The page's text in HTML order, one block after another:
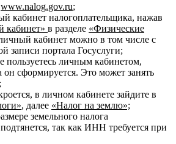
www.nalog.gov.ru;
кабинет налогоплательщика, нажав
кабинет» в разделе «Физические
кабинет можно в том числе с
записи портала Госуслуги;
пользуетесь личным кабинетом,
сформируется. Это может занять
в личном кабинете зайдите в
, далее «Налог на землю»;
земельного налога
так как ИНН требуется при